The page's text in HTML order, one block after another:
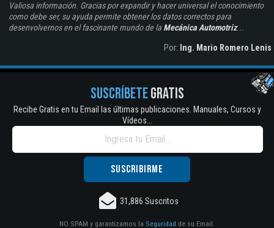
Valiosa información. Gracias por expandir y hacer universal el conocimiento
como debe ser, su ayuda permite obtener los datos correctos para
desenvolvernos en el fascinante mundo de la Mecánica Automotriz...
Por: Ing. Mario Romero Lenis
SUSCRÍBETEGRATIS
Recibe Gratis en tu Email las últimas publicaciones. Manuales, Cursos y
Vídeos...
31,886 Suscritos
NO SPAM y garantizamos la Seguridad de su Email.